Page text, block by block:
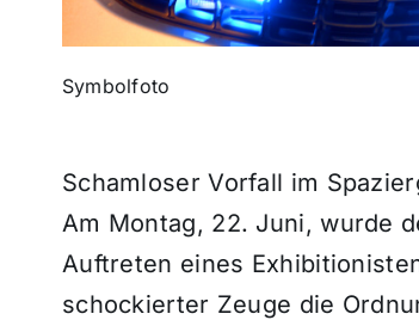
Symbolfoto
Schamloser Vorfall im
Am Montag, 22. Juni, wurde
Auftreten eines
schockierter Zeuge die